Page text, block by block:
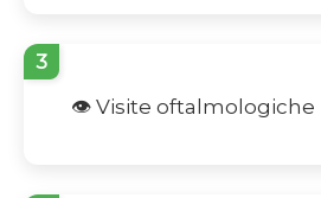
3
👁️ Visite oftalmologiche